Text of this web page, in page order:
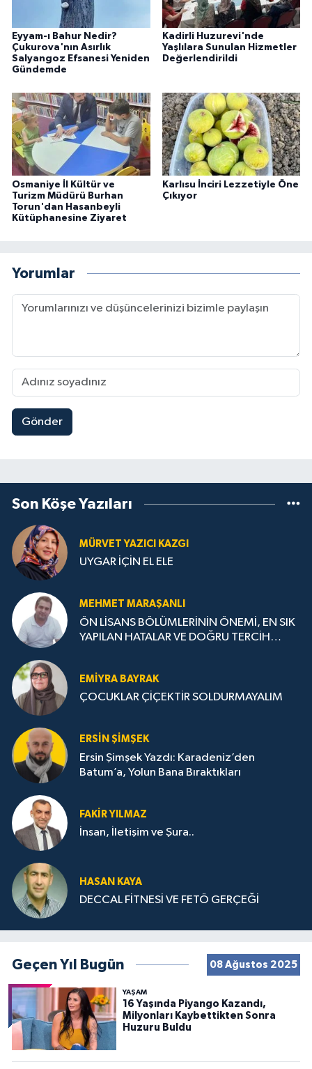
Eyyam-ı Bahur Nedir?
Çukurova'nın Asırlık
Salyangoz Efsanesi Yeniden
Gündemde
Kadirli Huzurevi'nde
Yaşlılara Sunulan Hizmetler
Değerlendirildi
Osmaniye İl Kültür ve
Turizm Müdürü Burhan
Torun'dan Hasanbeyli
Kütüphanesine Ziyaret
Karlısu İnciri Lezzetiyle Öne
Çıkıyor
Yorumlar
Gönder
Son Köşe Yazıları
MÜRVET YAZICI KAZGI
UYGAR İÇİN EL ELE
MEHMET MARAŞANLI
ÖN LİSANS BÖLÜMLERİNİN ÖNEMİ, EN SIK
YAPILAN HATALAR VE DOĞRU TERCİH
EMIYRA BAYRAK
ÇOCUKLAR ÇİÇEKTİR SOLDURMAYALIM
ERSIN ŞIMŞEK
Ersin Şimşek Yazdı: Karadeniz’den
Batum’a, Yolun Bana Bıraktıkları
FAKIR YILMAZ
İnsan, İletişim ve Şura..
HASAN KAYA
DECCAL FİTNESİ VE FETÖ GERÇEĞİ
Geçen Yıl Bugün 08 Ağustos 2025
YAŞAM
16 Yaşında Piyango Kazandı,
Milyonları Kaybettikten Sonra
Huzuru Buldu